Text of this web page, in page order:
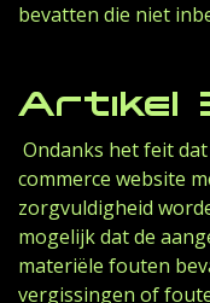
bevatten die niet
Artikel
Ondanks het feit
commerce website
zorgvuldigheid
mogelijk dat de
materiële fouten
vergissingen of